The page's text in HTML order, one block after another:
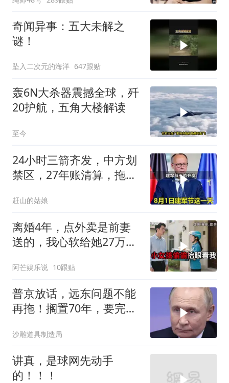
奇闻异事：五大未解之
谜！
坠入二次元的海洋 647跟贴
轰6N大杀器震撼全球，歼
20护航，五角大楼解读
至今
24小时三箭齐发，中方划
禁区，27年账清算，拖船
赶山的姑娘
离婚4年，点外卖是前妻
送的，我心软给她27万，
阿芒娱乐说 10跟贴
普京放话，远东问题不能
再拖！搁置70年，要完成
沙雕道具制造局
讲真，是球网先动手
的！！！